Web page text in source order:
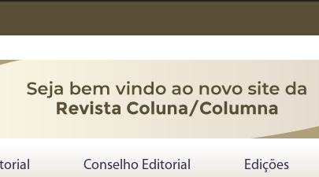
Conselho Editorial Edições